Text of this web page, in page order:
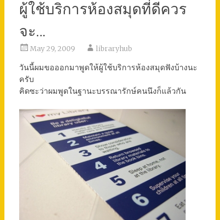
ผู้ใช้บริการห้องสมุดที่ดีควร
จะ…
May 29, 2009 libraryhub
วันนี้ผมขอออกมาพูดให้ผู้ใช้บริการห้องสมุดฟังบ้างนะ
ครับ
คิดซะว่าผมพูดในฐานะบรรณารักษ์คนนึงก็แล้วกัน